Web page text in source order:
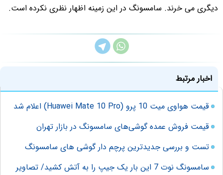
دیگری می خرند. سامسونگ در این زمینه اظهار نظری نکرده است.
اخبار مرتبط
قیمت هواوی میت 10 پرو (Huawei Mate 10 Pro) اعلام شد
قیمت فروش عمده گوشی‌های سامسونگ در بازار تهران
تست و بررسی جدیدترین پرچم دار گوشی های سامسونگ
سامسونگ نوت 7 این بار یک جیپ را به آتش کشید/ تصاویر